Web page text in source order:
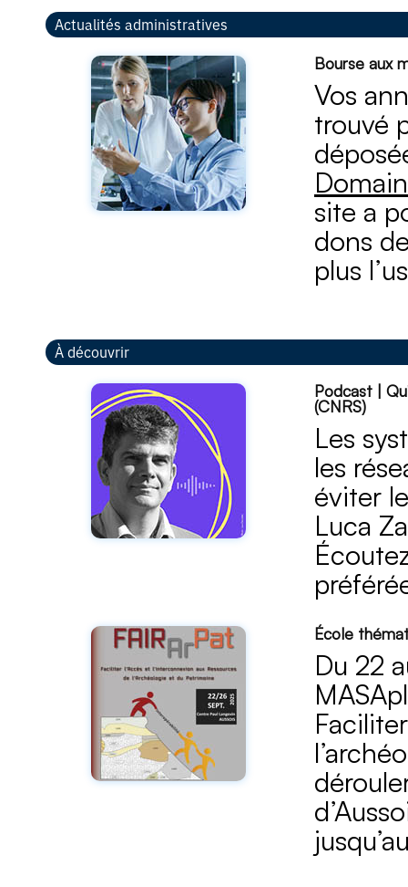
Actualités administratives
Bourse aux
Vos
trouvé
site a
dons
plus
À découvrir
Podcast |
(CNRS)
Les
les
éviter
Luca
École
Du 22